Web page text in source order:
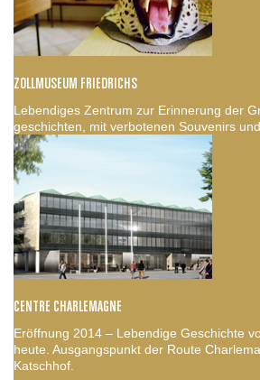
ZOLLMUSEUM FRIEDRICHS
Lebendiges Zentrum zur Erinnerung der
geschichten, mit verbotenen Souvenirs
CENTRE CHARLEMAGNE
Eröffnung 2014 – Lebendige Geschichte
heute. Ausgangspunkt der Route
Katschhof.